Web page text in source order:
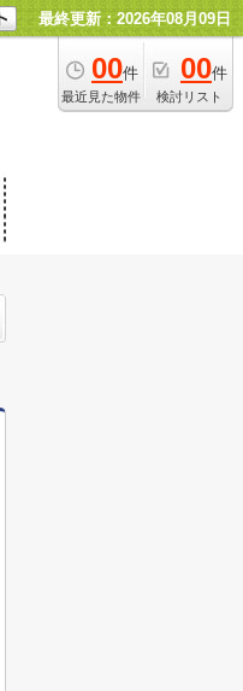
最終更新：2026年08月09日
00件
最近見た物件
00件
検討リスト